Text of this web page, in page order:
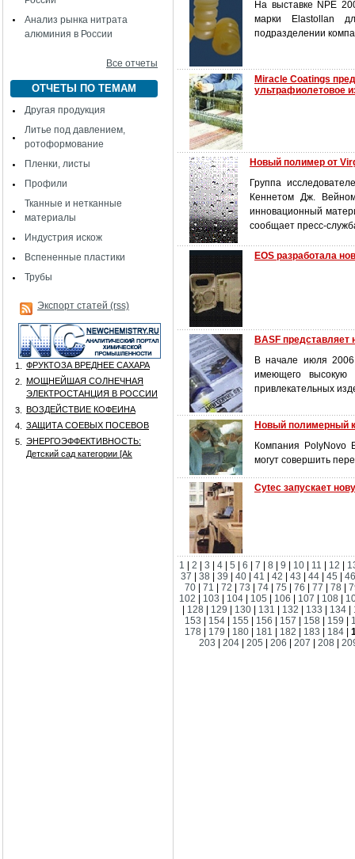
Анализ рынка нитрата
алюминия в России
Все отчеты
ОТЧЕТЫ ПО ТЕМАМ
Другая продукция
Литье под давлением,
ротоформование
Пленки, листы
Профили
Тканные и нетканные
материалы
Индустрия искож
Вспененные пластики
Трубы
Экспорт статей (rss)
1.
ФРУКТОЗА ВРЕДНЕЕ САХАРА
2.
МОЩНЕЙШАЯ СОЛНЕЧНАЯ
ЭЛЕКТРОСТАНЦИЯ В РОССИИ
3.
ВОЗДЕЙСТВИЕ КОФЕИНА
4.
ЗАЩИТА СОЕВЫХ ПОСЕВОВ
5.
ЭНЕРГОЭФФЕКТИВНОСТЬ:
Детский сад категории [Аk
На выставке NPE
марки Elastollan
подразделении
Miracle Coatings
ультрафиолетовое
Новый полимер от
Группа
Кеннетом Дж.
инновационный
сообщает пресс-
EOS разработала
BASF
В начале июля
имеющего высокую
привлекательных
Новый полимерный
Компания PolyNovo
могут совершить
Cytec запускает
1 2 3 4 5 6 7 8 9 10 11 12
37
|38 |39 |40 |41 |42 |43 |44 |45 |
70
71 72 73 74 75 76 77 78
102
103 104 105 106 107 108
128 129 130 131 132 133 134
153
154 155 156 157 158 159
178
179 180 181 182 183 184
203
|204 |205 |206 |207 |208 |